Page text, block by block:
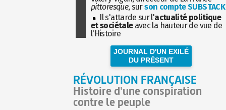
pittoresque, surson compte SUBSTACK
Il s'attarde sur l'actualité politique
et sociétaleavec la hauteur de vue de
l'Histoire
JOURNAL D'UN EXILÉ
DU PRÉSENT
RÉVOLUTION FRANÇAISE
Histoire d'une conspiration
contre le peuple